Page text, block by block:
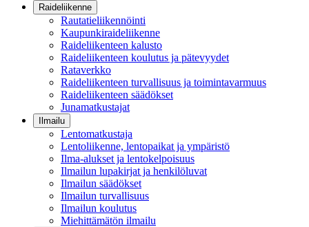
Raideliikenne
Rautatieliikennöinti
Kaupunkiraideliikenne
Raideliikenteen kalusto
Raideliikenteen koulutus ja pätevyydet
Rataverkko
Raideliikenteen turvallisuus ja toimintavarmuus
Raideliikenteen säädökset
Junamatkustajat
Ilmailu
Lentomatkustaja
Lentoliikenne, lentopaikat ja ympäristö
Ilma-alukset ja lentokelpoisuus
Ilmailun lupakirjat ja henkilöluvat
Ilmailun säädökset
Ilmailun turvallisuus
Ilmailun koulutus
Miehittämätön ilmailu